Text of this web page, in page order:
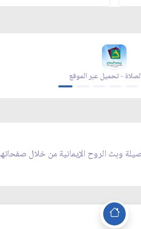
مجلة بقية
وبث الروح الإيمانية من خلال